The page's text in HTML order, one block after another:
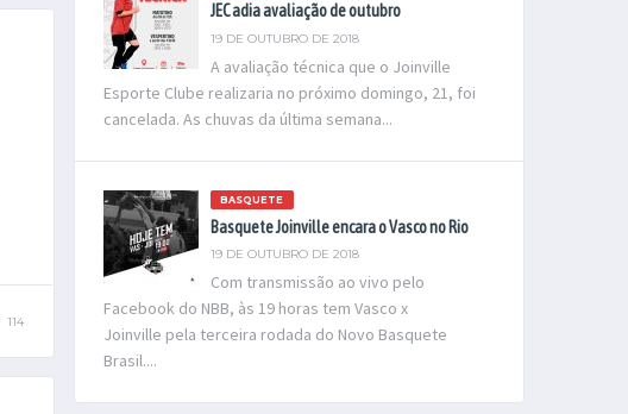
114
JEC adia avaliação de outubro
19 DE OUTUBRO DE 2018
A avaliação técnica que o Joinville
Esporte Clube realizaria no próximo domingo, 21, foi
cancelada. As chuvas da última semana...
BASQUETE
Basquete Joinville encara o Vasco no Rio
19 DE OUTUBRO DE 2018
Com transmissão ao vivo pelo
Facebook do NBB, às 19 horas tem Vasco x
Joinville pela terceira rodada do Novo Basquete
Brasil....